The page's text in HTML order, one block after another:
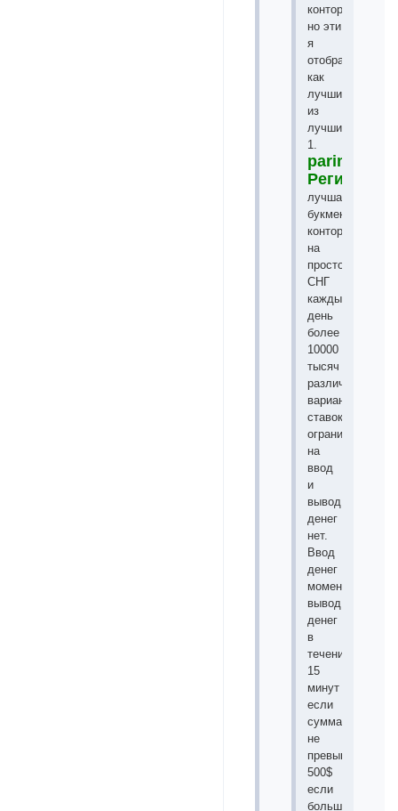
конторах
но эти
я
отобрал
как
лучшие
из
лучших!
1.
лучшая
букмекерская
контора
на
просторах
СНГ
каждый
день
более
10000
тысяч
различных
вариантов
ставок,
ограничений
на
ввод
и
вывод
денег
нет.
Ввод
денег
моментальный,
вывод
денег
в
течение
15
минут
если
сумма
не
превышает
500$
если
больше